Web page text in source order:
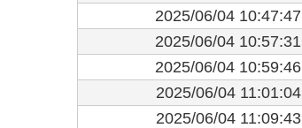
2025/06/04 10:47:47
2025/06/04 10:57:31
2025/06/04 10:59:46
2025/06/04 11:01:04
2025/06/04 11:09:43